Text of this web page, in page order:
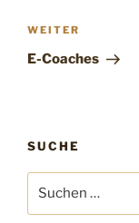
WEITER
E-Coaches
SUCHE